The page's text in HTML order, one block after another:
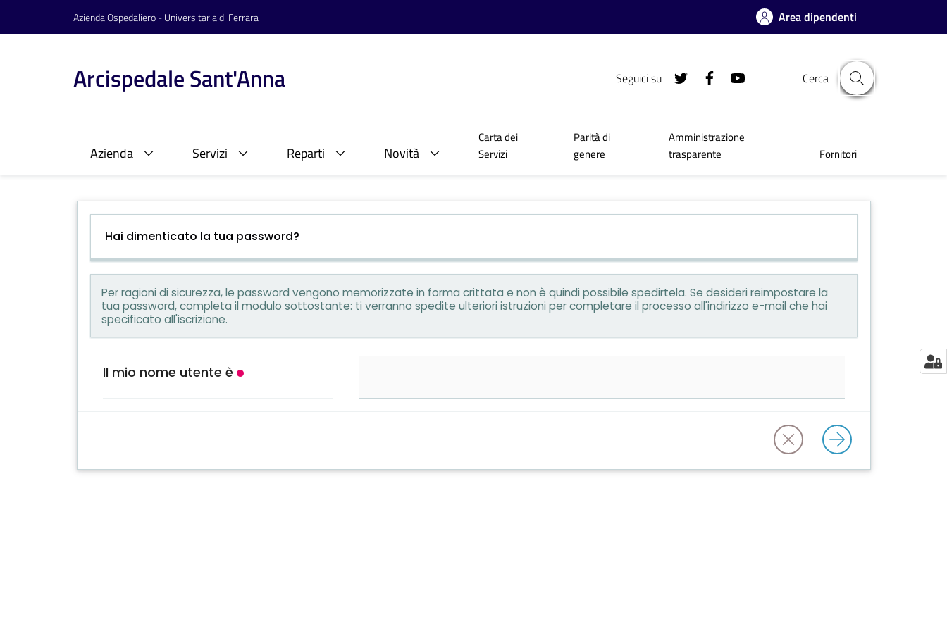
Azienda Ospedaliero - Universitaria di Ferrara Area dipendenti
Arcispedale Sant'Anna Seguici su Cerca
Azienda Servizi Reparti Novità
Carta dei
Servizi
Parità di
genere
Amministrazione
trasparente
Fornitori
Hai dimenticato la tua password?
Per ragioni di sicurezza, le password vengono memorizzate in forma crittata e non è quindi possibile spedirtela. Se desideri reimpostare la
tua password, completa il modulo sottostante: ti verranno spedite ulteriori istruzioni per completare il processo all'indirizzo e-mail che hai
specificato all'iscrizione.
Il mio nome utente è